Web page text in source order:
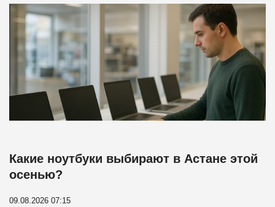
Какие ноутбуки выбирают в Астане этой
осенью?
09.08.2026 07:15